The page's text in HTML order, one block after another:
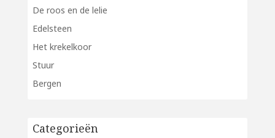
De roos en de lelie
Edelsteen
Het krekelkoor
Stuur
Bergen
Categorieën